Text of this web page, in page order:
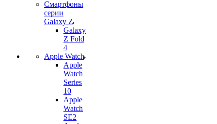
Смартфоны
серии
Galaxy Z
Galaxy
Z Fold
4
Apple Watch
Apple
Watch
Series
10
Apple
Watch
SE2